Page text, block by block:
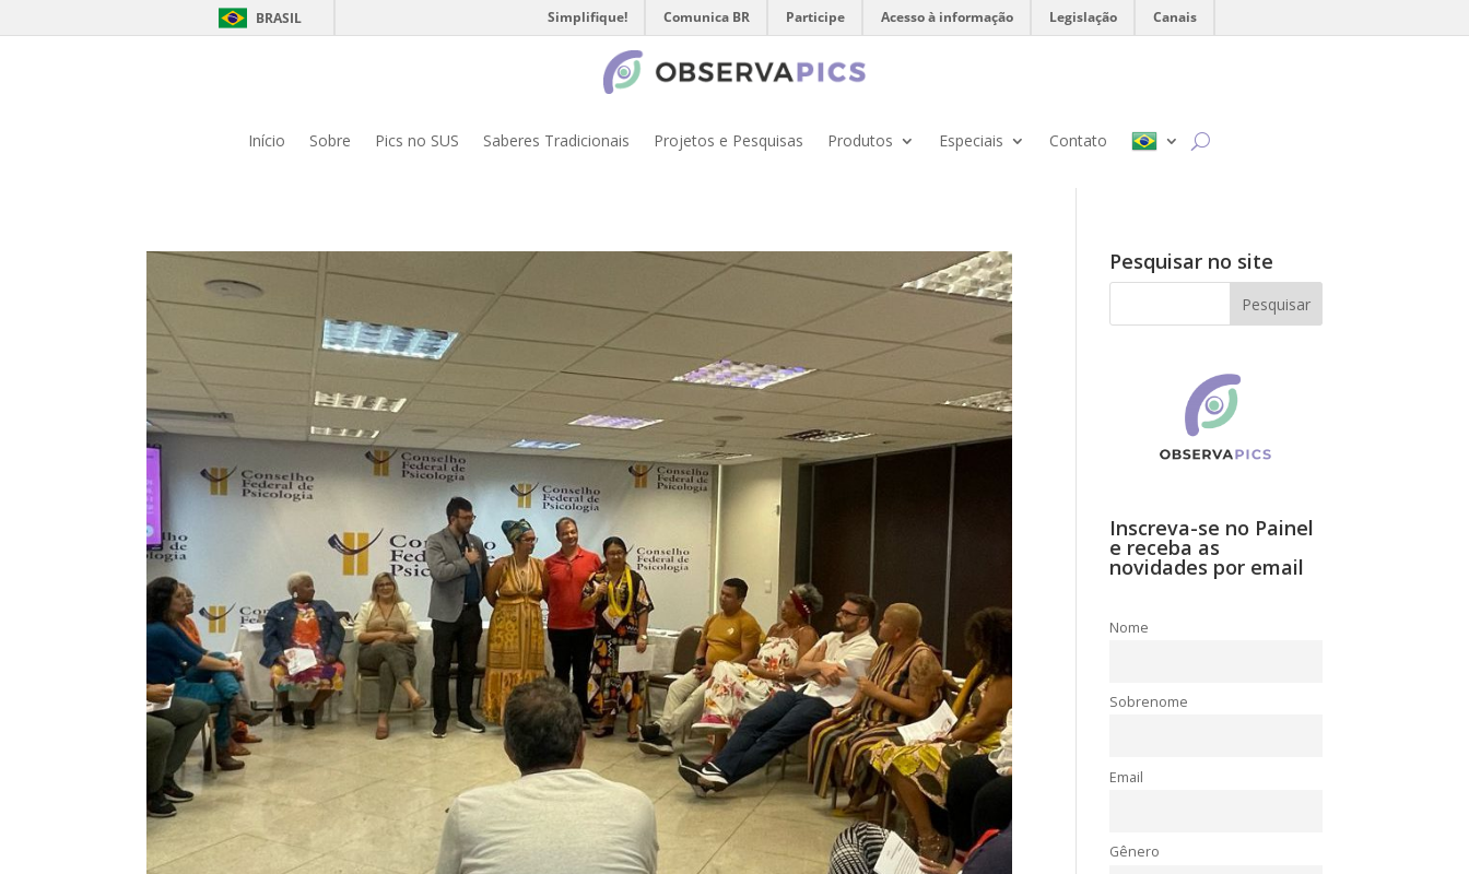
BRASIL Simplifique! Comunica BR Participe Acesso à informação Legislação Canais
Início Sobre Pics no SUS Saberes Tradicionais Projetos e Pesquisas Produtos Especiais Contato
Pesquisar no site
Inscreva-se no Painel
e receba as
novidades por email
Nome
Sobrenome
Email
Gênero